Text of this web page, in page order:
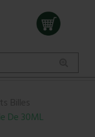
De 30ML